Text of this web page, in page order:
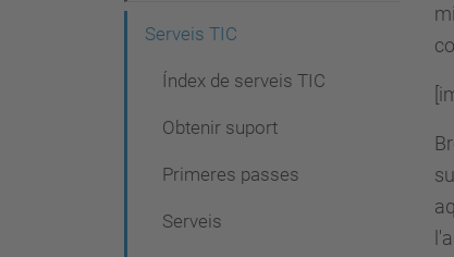
g
Serveis TIC
Índex de serveis TIC
Obtenir suport
Primeres passes
Serveis